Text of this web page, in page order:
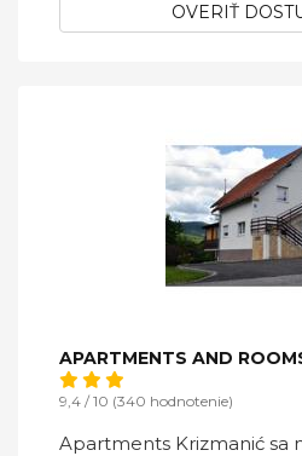
OVERIŤ
APARTMENTS AND
9,4 / 10 (340 hodnotenie)
Apartments Krizmanić sa